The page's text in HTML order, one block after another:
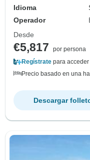
Idioma
Operador
Desde
€5,817
por persona
Regístrate para
Precio basado en una
Descargar